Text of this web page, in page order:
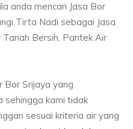
anda mencari Jasa Bor
Tirta Nadi sebagai Jasa
Bersih, Pantek Air
Bor Srijaya yang
sehingga kami tidak
sesuai kriteria air yang